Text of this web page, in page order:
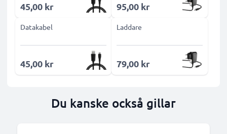
45,00 kr 95,00 kr
Datakabel
45,00 kr
Laddare
79,00 kr
Du kanske också gillar